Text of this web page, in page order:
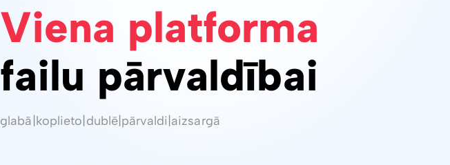
Viena platforma
failu pārvaldībai
glabā koplieto dublē pārvaldi aizsargā